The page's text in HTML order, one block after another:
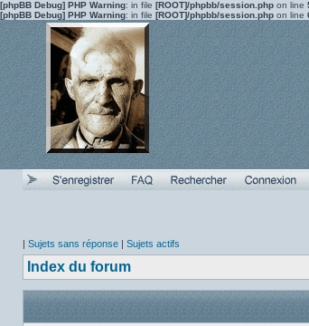
[phpBB Debug] PHP Warning: in file [ROOT]/phpbb/session.php on line
[phpBB Debug] PHP Warning: in file [ROOT]/phpbb/session.php on line
| Sujets sans réponse | Sujets actifs
Index du forum